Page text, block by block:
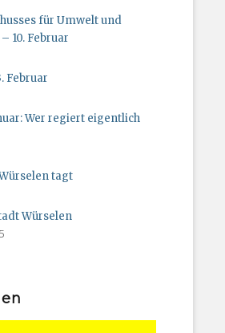
für Umwelt und
10. Februar
Februar
Wer regiert eigentlich
tagt
Würselen